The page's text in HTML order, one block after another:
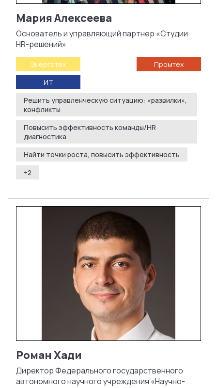
МарияАлексеева
Основатель и управляющий партнер «Студии
HR-решений»
Энерготех
Промтех
ИТ
Решить управленческую ситуацию: «развилки»,
конфликты
Повысить эффективность команды/HR
диагностика
Найти точки роста, повысить эффективность
+2
Роман Хади
Директор Федерального государственного
автономного научного учреждения «Научно-